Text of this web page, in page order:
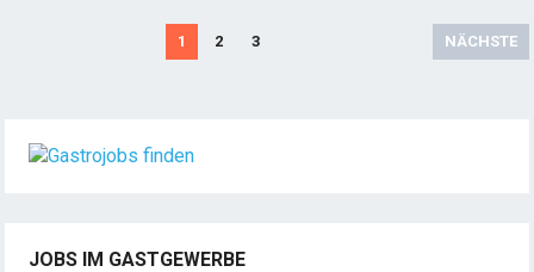
1 2 3 NÄCHSTE
JOBS IM GASTGEWERBE